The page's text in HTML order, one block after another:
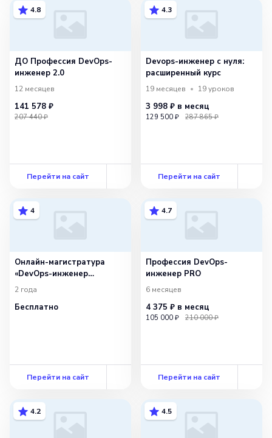
4.8
ДО Профессия DevOps-
инженер 2.0
12 месяцев
141 578 ₽
207 440 ₽
Перейти на сайт
4.3
Devops-инженер с нуля:
расширенный курс
19 месяцев 19уроков
3 998 ₽ в месяц
129 500 ₽ 287 865 ₽
Перейти на сайт
4
Онлайн-магистратура
«DevOps-инженер
облачных сервисов»
2 года
Бесплатно
Перейти на сайт
4.7
Профессия DevOps-
инженер PRO
6 месяцев
4 375 ₽ в месяц
105 000 ₽ 210 000 ₽
Перейти на сайт
4.2 4.5